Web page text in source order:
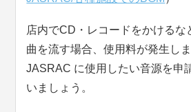
店内でCD・レコードをかけるな
曲を流す場合、使用料が発生し
JASRAC に使用したい音源を申
いましょう。